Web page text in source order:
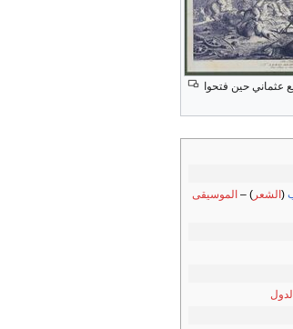
( الشعر ) – الموسيقى